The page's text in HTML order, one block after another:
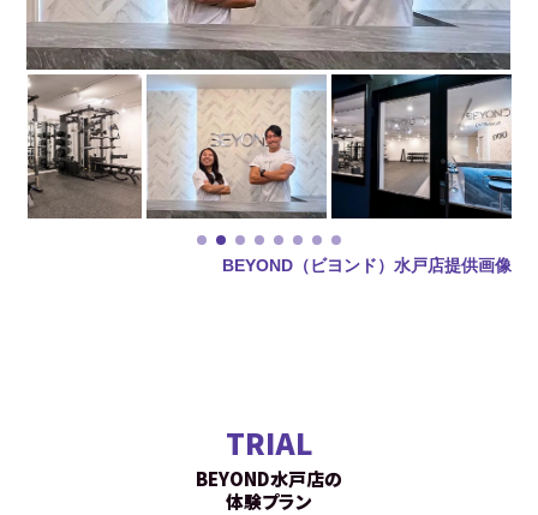
BEYOND（ビヨンド）水戸店提供画像
TRIAL
BEYOND水戸店の
体験プラン